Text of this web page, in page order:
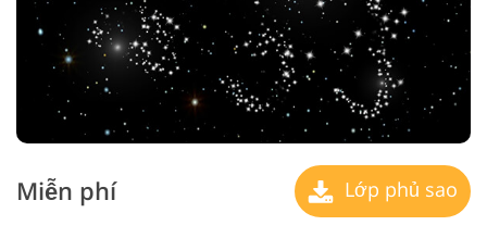
Miễn phí Lớp phủ sao